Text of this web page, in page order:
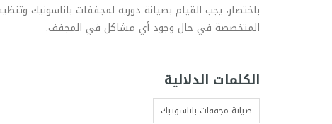
باختصار، يجب القيام بصيانة دورية لمجففات باناسونيك
المتخصصة في حال وجود أي مشاكل في المجفف.
الكلمات الدلالية
صيانة مجففات باناسونيك